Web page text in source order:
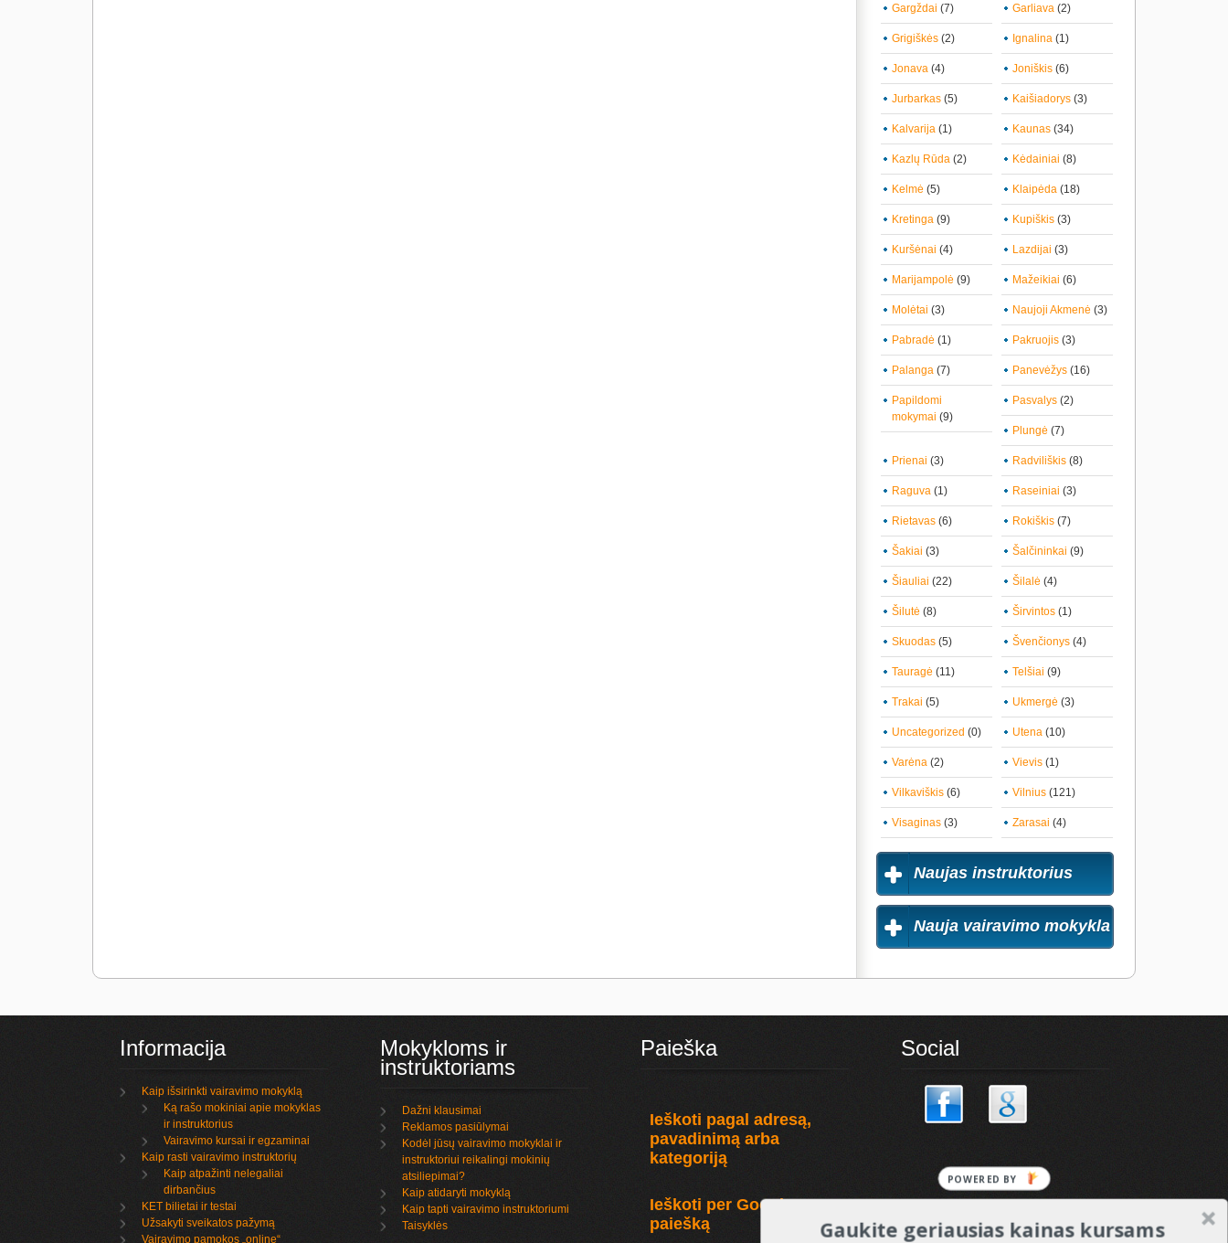
Gargždai (7) Garliava (2)
Grigiškės (2) Ignalina (1)
Jonava (4) Joniškis (6)
Jurbarkas (5) Kaišiadorys (3)
Kalvarija (1) Kaunas (34)
Kazlų Rūda (2) Kėdainiai (8)
Kelmė (5) Klaipėda (18)
Kretinga (9) Kupiškis (3)
Kuršėnai (4) Lazdijai (3)
Marijampolė (9) Mažeikiai (6)
Molėtai (3) Naujoji Akmenė (3)
Pabradė (1) Pakruojis (3)
Palanga (7) Panevėžys (16)
Papildomi
mokymai (9)
Pasvalys (2)
Plungė (7)
Prienai (3) Radviliškis (8)
Raguva (1) Raseiniai (3)
Rietavas (6) Rokiškis (7)
Šakiai (3) Šalčininkai (9)
Šiauliai (22) Šilalė (4)
Šilutė (8) Širvintos (1)
Skuodas (5) Švenčionys (4)
Tauragė (11) Telšiai (9)
Trakai (5) Ukmergė (3)
Uncategorized (0) Utena (10)
Varėna (2) Vievis (1)
Vilkaviškis (6) Vilnius (121)
Visaginas (3) Zarasai (4)
Naujas instruktorius
Nauja vairavimo mokykla
Informacija
Kaip išsirinkti vairavimo mokyklą
Ką rašo mokiniai apie mokyklas
ir instruktorius
Vairavimo kursai ir egzaminai
Kaip rasti vairavimo instruktorių
Kaip atpažinti nelegaliai
dirbančius
KET bilietai ir testai
Užsakyti sveikatos pažymą
Vairavimo pamokos „online“
Mokykloms ir
instruktoriams
Dažni klausimai
Reklamos pasiūlymai
Kodėl jūsų vairavimo mokyklai ir
instruktoriui reikalingi mokinių
atsiliepimai?
Kaip atidaryti mokyklą
Kaip tapti vairavimo instruktoriumi
Taisyklės
Paieška
Ieškoti pagal adresą,
pavadinimą arba
kategoriją
Ieškoti per Google
paiešką
Social
Gaukite geriausias kainas kursams
POWERED
BY